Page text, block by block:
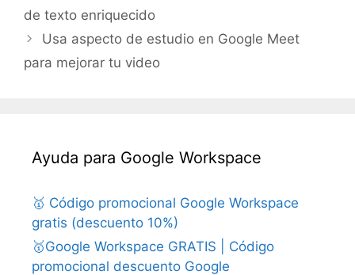
de texto enriquecido
Usa aspecto de estudio en Google Meet
para mejorar tu video
Ayuda para Google Workspace
🥇 Código promocional Google Workspace
gratis (descuento 10%)
🥇Google Workspace GRATIS | Código
promocional descuento Google